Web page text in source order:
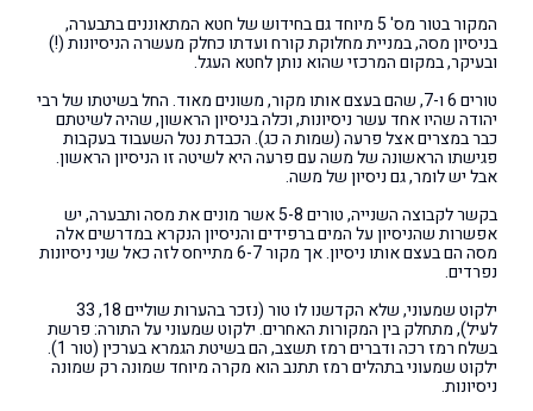
המקור בטור מס' 5 מיוחד גם בחידוש של חטא המתאוננים בתבערה,
בניסיון מסה, במניית מחלוקת קורח ועדתו כחלק מעשרה הניסיונות (!)
ובעיקר, במקום המרכזי שהוא נותן לחטא העגל.
טורים 6 ו-7, שהם בעצם אותו מקור, משונים מאוד. החל בשיטתו של רבי
יהודה שהיו אחד עשר ניסיונות, וכלה בניסיון הראשון, שהיה לשיטתם
כבר במצרים אצל פרעה (שמות ה כג). הכבדת נטל השעבוד בעקבות
פגישתו הראשונה של משה עם פרעה היא לשיטה זו הניסיון הראשון.
אבל יש לומר, גם ניסיון של משה.
בקשר לקבוצה השנייה, טורים 5-8 אשר מונים את מסה ותבערה, יש
אפשרות שהניסיון על המים ברפידים והניסיון הנקרא במדרשים אלה
מסה הם בעצם אותו ניסיון. אך מקור 6-7 מתייחס לזה כאל שני ניסיונות
נפרדים.
ילקוט שמעוני, שלא הקדשנו לו טור (נזכר בהערות שוליים 18, 33
לעיל), מתחלק בין המקורות האחרים. ילקוט שמעוני על התורה: פרשת
בשלח רמז רכה ודברים רמז תשצב, הם בשיטת הגמרא בערכין (טור 1).
ילקוט שמעוני בתהלים רמז תתנב הוא מקרה מיוחד שמונה רק שמונה
ניסיונות.